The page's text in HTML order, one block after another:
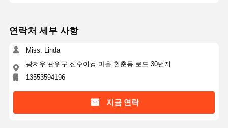
제품 소개 동영상
연락처 세부 사항
Miss. Linda
광저우 판위구 신수이컹 마을 환춘동 로드 30번지
13553594196
지금 연락